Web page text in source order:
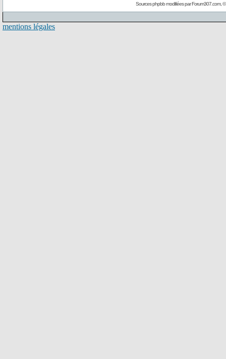
Sources phpbb modifiées parForum307.com, ©
mentions légales